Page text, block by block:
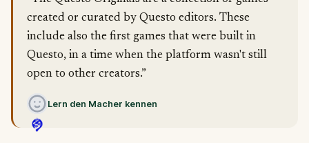
created or curated by Questo editors. These
include also the first games that were built in
Questo, in a time when the platform wasn't still
open to other creators.”
Lern den Macher kennen